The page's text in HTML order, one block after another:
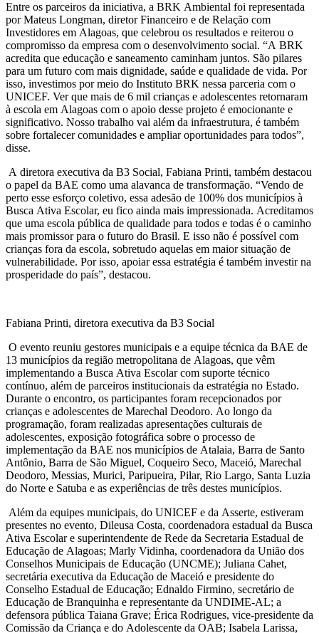
Entre os parceiros da iniciativa, a BRK Ambiental foi representada
por Mateus Longman, diretor Financeiro e de Relação com
Investidores em Alagoas, que celebrou os resultados e reiterou o
compromisso da empresa com o desenvolvimento social. “A BRK
acredita que educação e saneamento caminham juntos. São pilares
para um futuro com mais dignidade, saúde e qualidade de vida. Por
isso, investimos por meio do Instituto BRK nessa parceria com o
UNICEF. Ver que mais de 6 mil crianças e adolescentes retornaram
à escola em Alagoas com o apoio desse projeto é emocionante e
significativo. Nosso trabalho vai além da infraestrutura, é também
sobre fortalecer comunidades e ampliar oportunidades para todos”,
disse.
A diretora executiva da B3 Social, Fabiana Printi, também destacou
o papel da BAE como uma alavanca de transformação. “Vendo de
perto esse esforço coletivo, essa adesão de 100% dos municípios à
Busca Ativa Escolar, eu fico ainda mais impressionada. Acreditamos
que uma escola pública de qualidade para todos e todas é o caminho
mais promissor para o futuro do Brasil. E isso não é possível com
crianças fora da escola, sobretudo aquelas em maior situação de
vulnerabilidade. Por isso, apoiar essa estratégia é também investir na
prosperidade do país”, destacou.
Fabiana Printi, diretora executiva da B3 Social
O evento reuniu gestores municipais e a equipe técnica da BAE de
13 municípios da região metropolitana de Alagoas, que vêm
implementando a Busca Ativa Escolar com suporte técnico
contínuo, além de parceiros institucionais da estratégia no Estado.
Durante o encontro, os participantes foram recepcionados por
crianças e adolescentes de Marechal Deodoro. Ao longo da
programação, foram realizadas apresentações culturais de
adolescentes, exposição fotográfica sobre o processo de
implementação da BAE nos municípios de Atalaia, Barra de Santo
Antônio, Barra de São Miguel, Coqueiro Seco, Maceió, Marechal
Deodoro, Messias, Murici, Paripueira, Pilar, Rio Largo, Santa Luzia
do Norte e Satuba e as experiências de três destes municípios.
Além da equipes municipais, do UNICEF e da Asserte, estiveram
presentes no evento, Dileusa Costa, coordenadora estadual da Busca
Ativa Escolar e superintendente de Rede da Secretaria Estadual de
Educação de Alagoas; Marly Vidinha, coordenadora da União dos
Conselhos Municipais de Educação (UNCME); Juliana Cahet,
secretária executiva da Educação de Maceió e presidente do
Conselho Estadual de Educação; Ednaldo Firmino, secretário de
Educação de Branquinha e representante da UNDIME-AL; a
defensora pública Taiana Grave; Érica Rodrigues, vice-presidente da
Comissão da Criança e do Adolescente da OAB; Isabela Larissa,